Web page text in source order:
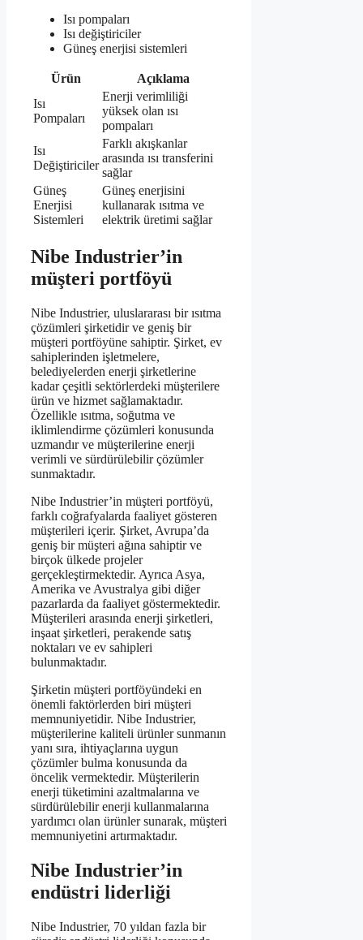
Isı pompaları
Isı değiştiriciler
Güneş enerjisi sistemleri
Ürün
Açıklama
Isı
Pompaları
Enerji verimliliği
yüksek olan ısı
pompaları
Isı
Değiştiriciler
Farklı akışkanlar
arasında ısı transferini
sağlar
Güneş
Enerjisi
Sistemleri
Güneş enerjisini
kullanarak ısıtma ve
elektrik üretimi sağlar
Nibe Industrier’in
müşteri portföyü
Nibe Industrier, uluslararası bir ısıtma
çözümleri şirketidir ve geniş bir
müşteri portföyüne sahiptir. Şirket, ev
sahiplerinden işletmelere,
belediyelerden enerji şirketlerine
kadar çeşitli sektörlerdeki müşterilere
ürün ve hizmet sağlamaktadır.
Özellikle ısıtma, soğutma ve
iklimlendirme çözümleri konusunda
uzmandır ve müşterilerine enerji
verimli ve sürdürülebilir çözümler
sunmaktadır.
Nibe Industrier’in müşteri portföyü,
farklı coğrafyalarda faaliyet gösteren
müşterileri içerir. Şirket, Avrupa’da
geniş bir müşteri ağına sahiptir ve
birçok ülkede projeler
gerçekleştirmektedir. Ayrıca Asya,
Amerika ve Avustralya gibi diğer
pazarlarda da faaliyet göstermektedir.
Müşterileri arasında enerji şirketleri,
inşaat şirketleri, perakende satış
noktaları ve ev sahipleri
bulunmaktadır.
Şirketin müşteri portföyündeki en
önemli faktörlerden biri müşteri
memnuniyetidir. Nibe Industrier,
müşterilerine kaliteli ürünler sunmanın
yanı sıra, ihtiyaçlarına uygun
çözümler bulma konusunda da
öncelik vermektedir. Müşterilerin
enerji tüketimini azaltmalarına ve
sürdürülebilir enerji kullanmalarına
yardımcı olan ürünler sunarak, müşteri
memnuniyetini artırmaktadır.
Nibe Industrier’in
endüstri liderliği
Nibe Industrier, 70 yıldan fazla bir